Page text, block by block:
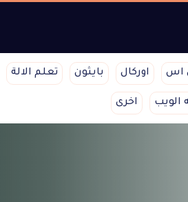
اس اوركال بايثون تعلم الالة
الويب اخرى